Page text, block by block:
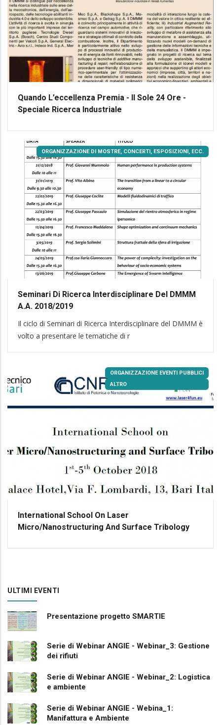
Quando L’eccellenza Premia - Il Sole 24 Ore -
Speciale Ricerca Industriale
ORGANIZZAZIONE DI MOSTRE, CONCERTI, ESPOSIZIONI, ECC.
Seminari Di Ricerca Interdisciplinare Del DMMM
A.a. 2018/2019
Il ciclo di Seminari di Ricerca Interdisciplinare del DMMM è
volto a presentare le tematiche di r
ORGANIZZAZIONE EVENTI PUBBLICI
ALTRO
International School On Laser
Micro/Nanostructuring And Surface Tribology
ULTIMI EVENTI
Presentazione progetto SMARTIE
Serie di Webinar ANGIE - Webinar_3: Gestione
dei rifiuti
Serie di Webinar ANGIE - Webinar_2: Logistica
e ambiente
Serie di Webinar ANGIE - Webina_1:
Manifattura e Ambiente